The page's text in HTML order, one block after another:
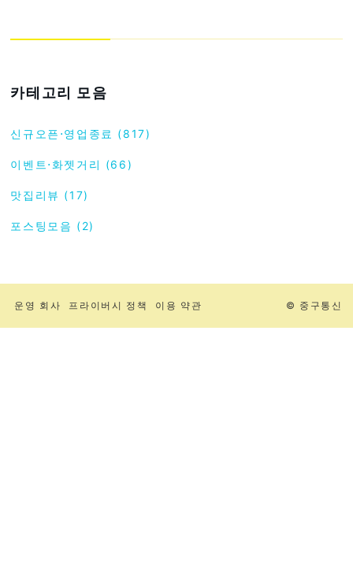
카테고리 모음
신규오픈⋅영업종료 (817)
이벤트⋅화젯거리 (66)
맛집리뷰 (17)
포스팅모음 (2)
운영 회사 프라이버시 정책 이용 약관 © 중구통신